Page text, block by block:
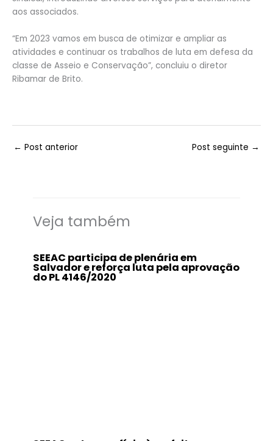
aos associados.
“Em 2023 vamos em busca de otimizar e ampliar as
atividades e continuar os trabalhos de luta em defesa da
classe de Asseio e Conservação”, concluiu o diretor
Ribamar de Brito.
← Post anterior Post seguinte →
Veja também
SEEAC participa de plenária em
Salvador e reforça luta pela aprovação
do PL 4146/2020